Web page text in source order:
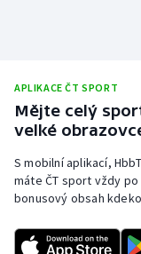
Stolní tenis
Triatlon
Veslování
APLIKACE ČT SPORT
Mějte celý
velké
S mobilní aplikací,
máte ČT sport vždy
bonusový obsah